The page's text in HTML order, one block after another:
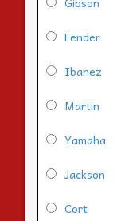
Fender
Ibanez
Martin
Yamaha
Jackson
Cort